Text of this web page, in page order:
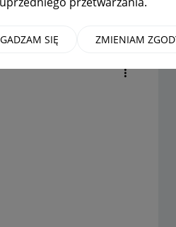
SIĘ ZMIENIAM
konta